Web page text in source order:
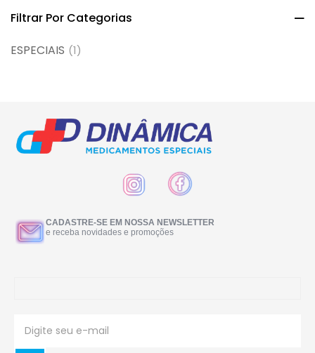
Filtrar Por Categorias
ESPECIAIS (1)
CADASTRE-SE EM NOSSA NEWSLETTER
e receba novidades e promoções